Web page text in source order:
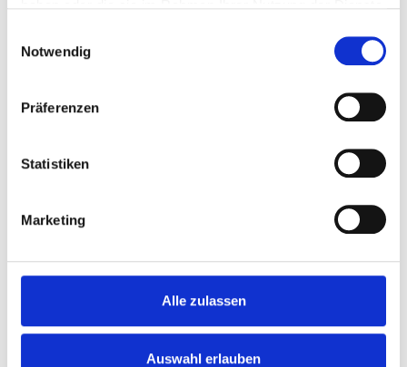
Notwendig
Präferenzen
Statistiken
Marketing
Alle zulassen
Auswahl erlauben
Einkaufsplattform erfahren? Kontaktieren
Sie uns!